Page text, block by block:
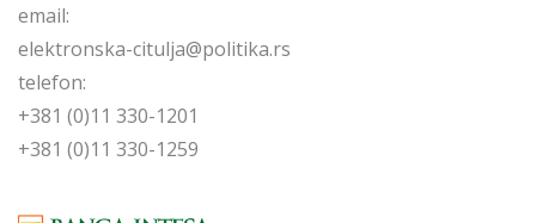
email:
elektronska-citulja@politika.rs
telefon:
+381 (0)11 330-1201
+381 (0)11 330-1259